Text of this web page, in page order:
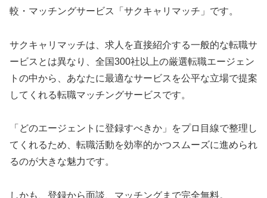
較・マッチングサービス「サクキャリマッチ」です。
サクキャリマッチは、求人を直接紹介する一般的な転職サ
ービスとは異なり、全国300社以上の厳選転職エージェン
トの中から、あなたに最適なサービスを公平な立場で提案
してくれる転職マッチングサービスです。
「どのエージェントに登録すべきか」をプロ目線で整理し
てくれるため、転職活動を効率的かつスムーズに進められ
るのが大きな魅力です。
しかも、登録から面談、マッチングまで完全無料。